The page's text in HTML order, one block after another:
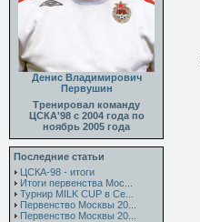
Денис Владимирович
Первушин
Тренировал команду
ЦСКА'98 с 2004 года по
ноябрь 2005 года
Последние статьи
ЦСКА-98 - итоги
Итоги первенства Мос...
Турнир MILK CUP в Се...
Первенство Москвы 20...
Первенство Москвы 20...